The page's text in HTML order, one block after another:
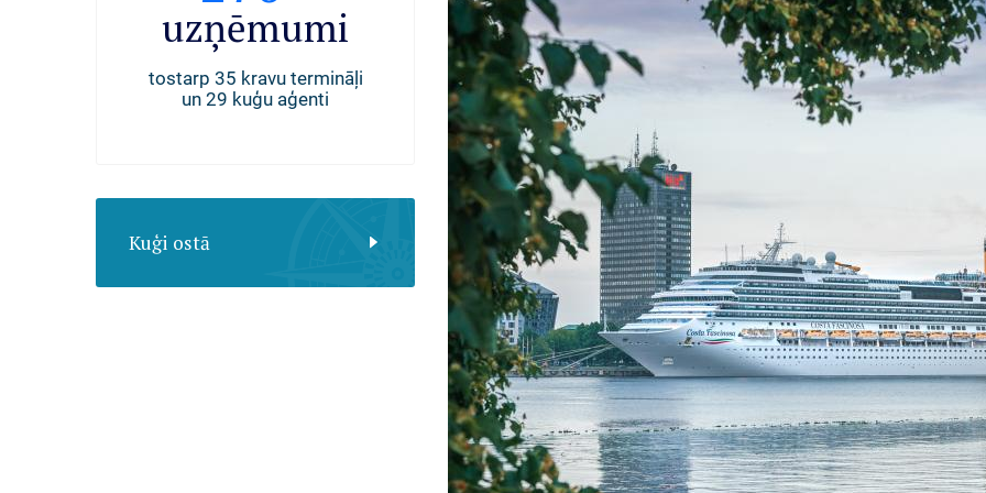
uzņēmumi
tostarp 35 kravu termināļi
un 29 kuģu aģenti
darbinieki
nodarbināti Rīgas ostā
milj. t
kravu pārkrauts Rīgas
ostā
Kuģi ostā